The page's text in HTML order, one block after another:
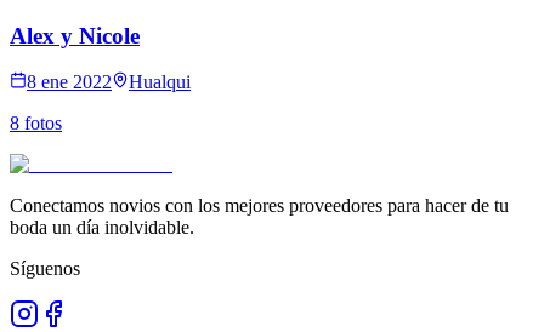
Alex y Nicole
8 ene 2022
Hualqui
8 fotos
Conectamos novios con los mejores proveedores para hacer de tu
boda un día inolvidable.
Síguenos